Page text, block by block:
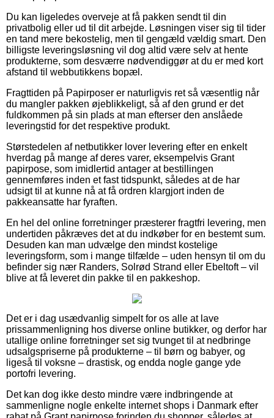
Du kan ligeledes overveje at få pakken sendt til din
privatbolig eller ud til dit arbejde. Løsningen viser sig til tider
en tand mere bekostelig, men til gengæld vældig smart. Den
billigste leveringsløsning vil dog altid være selv at hente
produkterne, som desværre nødvendiggør at du er med kort
afstand til webbutikkens bopæl.
Fragttiden på Papirposer er naturligvis ret så væsentlig når
du mangler pakken øjeblikkeligt, så af den grund er det
fuldkommen på sin plads at man efterser den anslåede
leveringstid for det respektive produkt.
Størstedelen af netbutikker lover levering efter en enkelt
hverdag på mange af deres varer, eksempelvis Grant
papirpose, som imidlertid antager at bestillingen
gennemføres inden et fast tidspunkt, således at de har
udsigt til at kunne nå at få ordren klargjort inden de
pakkeansatte har fyraften.
En hel del online forretninger præsterer fragtfri levering, men
undertiden påkræves det at du indkøber for en bestemt sum.
Desuden kan man udvælge den mindst kostelige
leveringsform, som i mange tilfælde – uden hensyn til om du
befinder sig nær Randers, Solrød Strand eller Ebeltoft – vil
blive at få leveret din pakke til en pakkeshop.
Det er i dag usædvanlig simpelt for os alle at lave
prissammenligning hos diverse online butikker, og derfor har
utallige online forretninger set sig tvunget til at nedbringe
udsalgspriserne på produkterne – til børn og babyer, og
ligeså til voksne – drastisk, og endda nogle gange yde
portofri levering.
Det kan dog ikke desto mindre være indbringende at
sammenligne nogle enkelte internet shops i Danmark efter